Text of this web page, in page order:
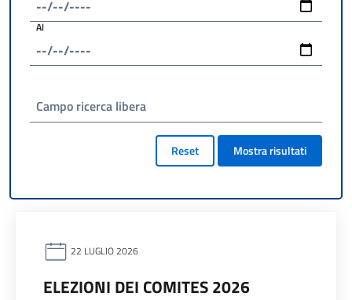
Al
Campo ricerca libera
Reset Mostra risultati
22 LUGLIO 2026
ELEZIONI DEI COMITES 2026